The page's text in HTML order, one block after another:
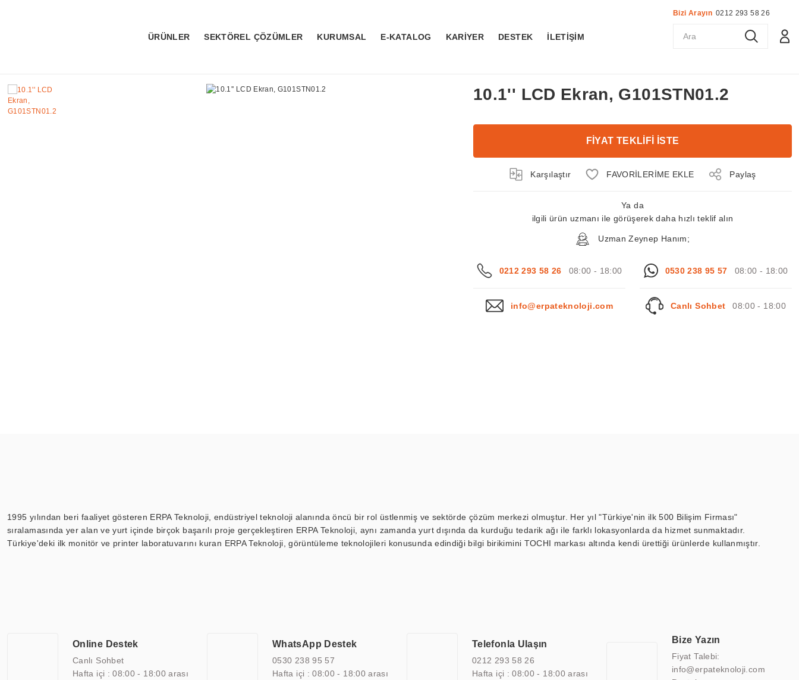
ÜRÜNLER SEKTÖREL ÇÖZÜMLER KURUMSAL E-KATALOG KARİYER DESTEK İLETİŞİM
Bizi Arayın 0212 293 58 26
10.1'' LCD Ekran, G101STN01.2
FİYAT TEKLİFİ İSTE
Karşılaştır Paylaş
Ya da
ilgili ürün uzmanı ile görüşerek daha hızlı teklif alın
Uzman Zeynep Hanım;
0212 293 58 26 08:00 - 18:00 0530 238 95 57 08:00 - 18:00
info@erpateknoloji.com Canlı Sohbet 08:00 - 18:00
1995 yılından beri faaliyet gösteren ERPA Teknoloji, endüstriyel teknoloji alanında öncü bir rol üstlenmiş ve sektörde çözüm merkezi olmuştur. Her yıl "Türkiye'nin ilk 500 Bilişim Firması"
sıralamasında yer alan ve yurt içinde birçok başarılı proje gerçekleştiren ERPA Teknoloji, aynı zamanda yurt dışında da kurduğu tedarik ağı ile farklı lokasyonlarda da hizmet sunmaktadır.
Türkiye'deki ilk monitör ve printer laboratuvarını kuran ERPA Teknoloji, görüntüleme teknolojileri konusunda edindiği bilgi birikimini TOCHI markası altında kendi ürettiği ürünlerde kullanmıştır.
arasında yer almaktadır. ERPA Teknoloji, uluslararası standartlarda kalite belgelerine ve sertifikalara sahip olup, etik değerlere bağlı bir şekilde hareket etmektedir. Kaliteli ekipmanı, uzman kadroları,
yılların getirdiği bilgi ve tecrübe ile birleştiren ERPA Teknoloji, özel çözümleri ile iş ortaklarının öne çıkmasına ve sürekli gelişimine katkı sağlamaktadır.
Online Destek
Canlı Sohbet
Hafta içi : 08:00 - 18:00 arası
WhatsApp Destek
0530 238 95 57
Hafta içi : 08:00 - 18:00 arası
Telefonla Ulaşın
0212 293 58 26
Hafta içi : 08:00 - 18:00 arası
Bize Yazın
Fiyat Talebi:
info@erpateknoloji.com